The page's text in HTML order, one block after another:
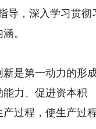
导，深入学习贯彻
。
是第一动力的形
力、促进资本积
过程，使生产过